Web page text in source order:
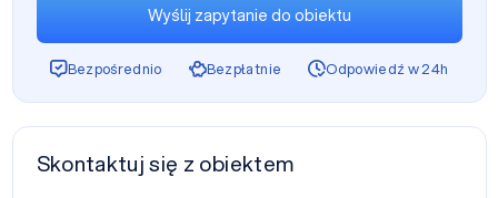
Wyślij zapytanie do obiektu
Bezpośrednio Bezpłatnie Odpowiedź w 24h
Skontaktuj się z obiektem